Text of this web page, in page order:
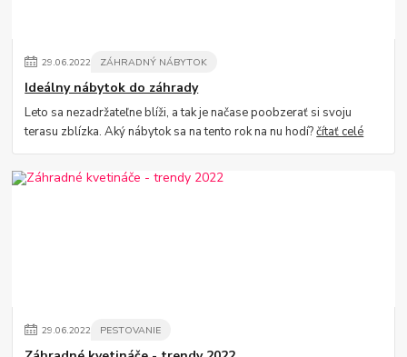
29.06.2022 ZÁHRADNÝ NÁBYTOK
Ideálny nábytok do záhrady
Leto sa nezadržateľne blíži, a tak je načase poobzerať si svoju
terasu zblízka. Aký nábytok sa na tento rok na nu hodí?čítať celé
29.06.2022 PESTOVANIE